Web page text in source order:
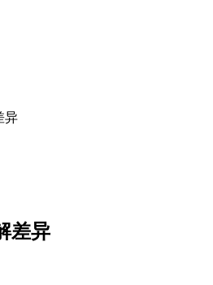
异
差异